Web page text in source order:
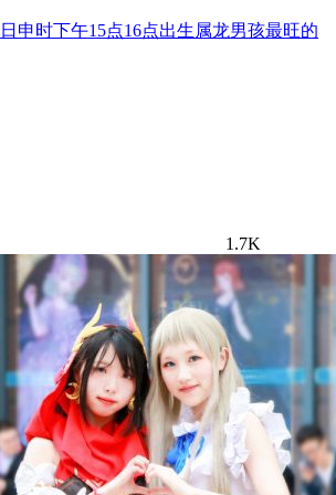
申时下午15点16点出生属龙男孩最旺的
1.7K